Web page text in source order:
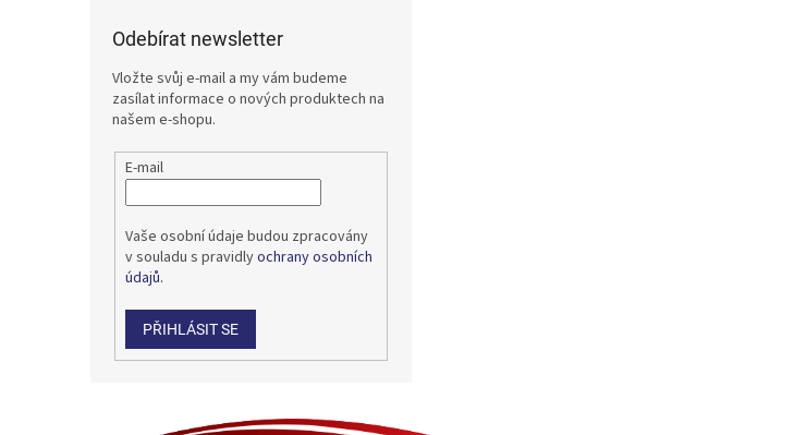
Odebírat newsletter
Vložte svůj e-mail a my vám budeme
zasílat informace o nových produktech na
našem e-shopu.
E-mail
Vaše osobní údaje budou zpracovány
v souladu s pravidlyochrany osobních
údajů.
PŘIHLÁSIT SE